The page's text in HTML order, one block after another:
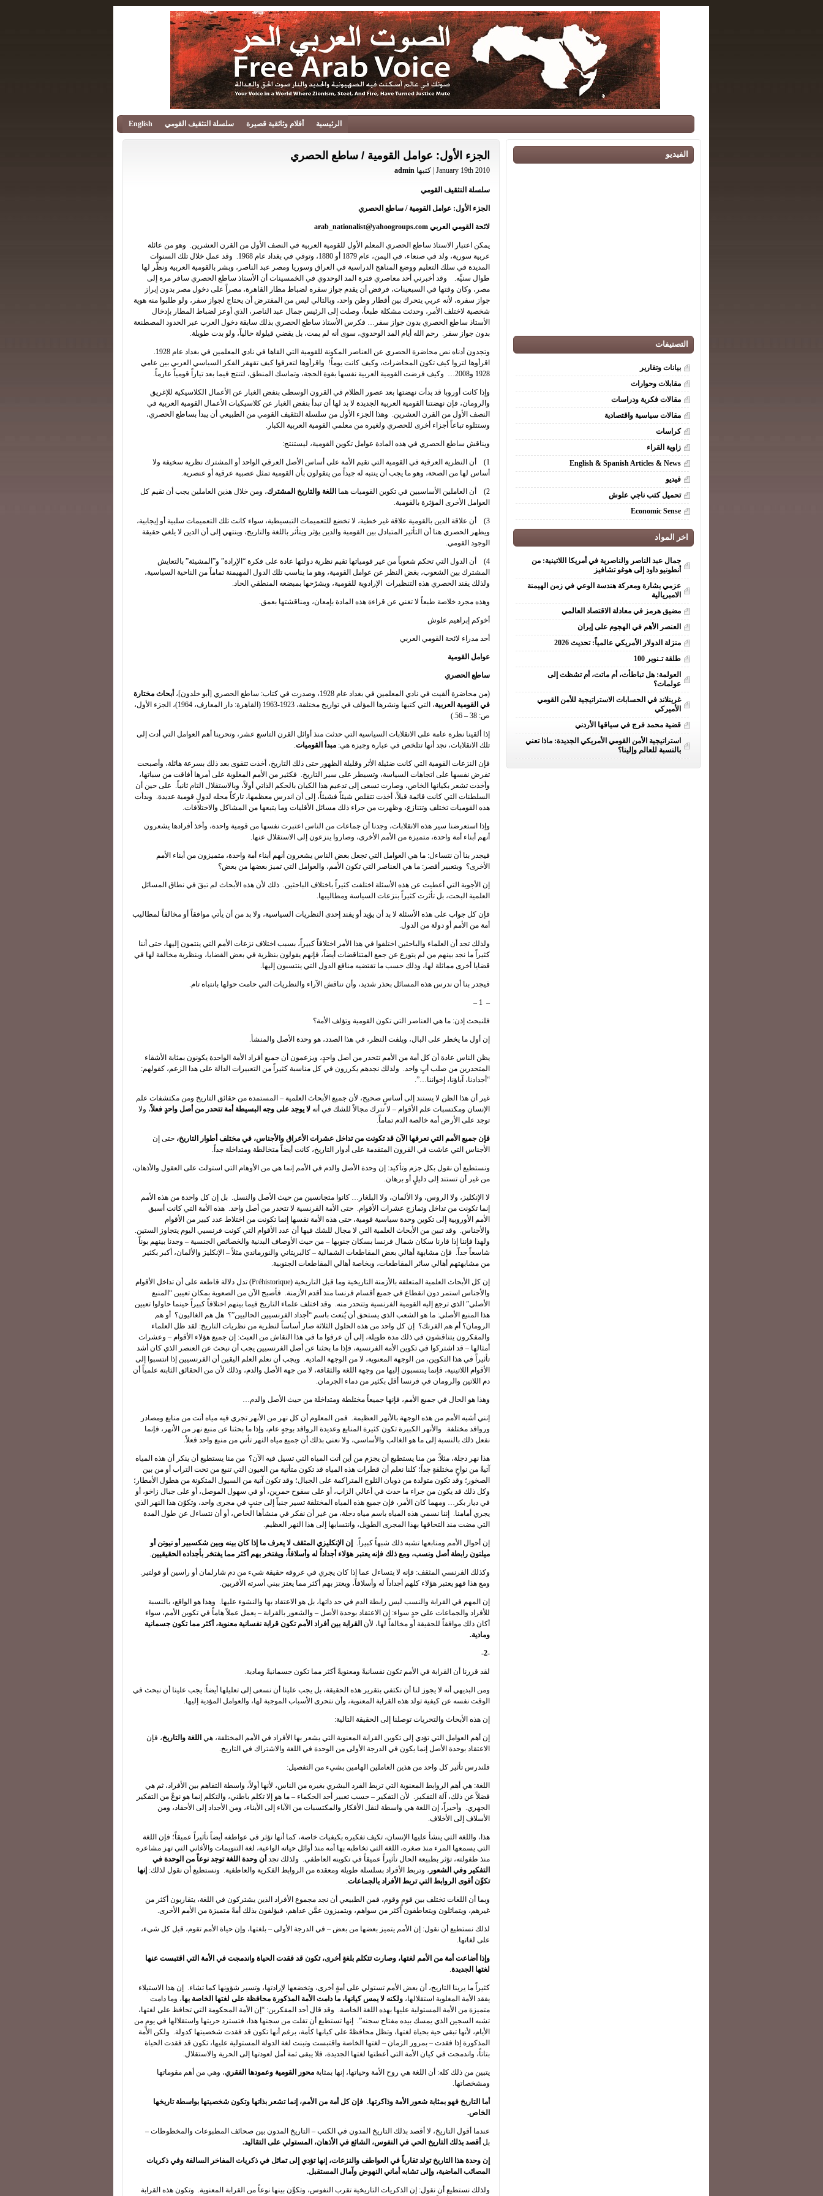
الرئيسية أفلام وثائقية قصيرة سلسلة التثقيف القومي English
الجزء الأول: عوامل القومية / ساطع الحصري
January 19th 2010 | كتبها admin
سلسلة التثقيف القومي
الجزء الأول: عوامل القومية / ساطع الحصري
لائحة القومي العربيarab_nationalist@yahoogroups.com
يمكن اعتبار الاستاذ ساطع الحصري المعلم الأول للقومية العربية في النصف الأول من القرن العشرين. وهو من عائلة
عربية سورية، ولد في صنعاء، في اليمن، عام 1879 أو 1880، وتوفي في بغداد عام 1968. وقد عمل خلال تلك السنوات
المديدة في سلك التعليم ووضع المناهج الدراسية في العراق وسوريا ومصر عبد الناصر، وبشر بالقومية العربية ونظّر لها
طوال سنيِّه. وقد أخبرني أحد معاصري فترة المد الوحدوي في الخمسينات أن الأستاذ ساطع الحصري سافر مرة إلى
مصر، وكان وقتها في السبعينات، فرفض أن يقدم جواز سفره لضباط مطار القاهرة، مصراً على دخول مصر بدون إبراز
جواز سفره، لأنه عربي يتحرك بين أقطار وطن واحد، وبالتالي ليس من المفترض أن يحتاج لجواز سفر، ولو طلبوا منه هوية
شخصية لاختلف الأمر، وحدثت مشكلة طبعاً، وصلت إلى الرئيس جمال عبد الناصر، الذي أوعز لضباط المطار بإدخال
الأستاذ ساطع الحصري بدون جواز سفر… فكرس الأستاذ ساطع الحصري بذلك سابقة دخول العرب عبر الحدود المصطنعة
بدون جواز سفر. رحم الله أيام المد الوحدوي، سوى أنه لم يمت، بل يقضي قيلولة حالياً، ولو بدت طويلة.
وتجدون أدناه نص محاضرة الحصري عن العناصر المكونة للقومية التي القاها في نادي المعلمين في بغداد عام 1928.
اقرأوها لتروا كيف تكون المحاضرات، وكيف كانت يوماً! واقرأوها لتعرفوا كيف تقهقر الفكر السياسي العربي بين عامي
1928 و2008… وكيف فرضت القومية العربية نفسها بقوة الحجة، وتماسك المنطق، لتنتج فيما بعد تياراً قومياً عارماً.
وإذا كانت أوروبا قد بدأت نهضتها بعد عصور الظلام في القرون الوسطى بنفض الغبار عن الأعمال الكلاسيكية للإغريق
والرومان، فإن نهضتنا القومية العربية الجديدة لا بد لها أن تبدأ بنفض الغبار عن كلاسيكيات الأعمال القومية العربية في
النصف الأول من القرن العشرين. وهذا الجزء الأول من سلسلة التثقيف القومي من الطبيعي أن يبدأ بساطع الحصري،
وستتلوه تباعاً أجزاء أخرى للحصري ولغيره من معلمي القومية العربية الكبار.
ويناقش ساطع الحصري في هذه المادة عوامل تكوين القومية، ليستنتج:
1) أن النظرية العرقية في القومية التي تقيم الأمة على أساس الأصل العرقي الواحد أو المشترك نظرية سخيفة ولا
أساس لها من الصحة، وهو ما يجب أن ينتبه له جيداً من يتقولون بأن القومية تمثل عصبية عرقية أو عنصرية.
2) أن العاملين الأساسيين في تكوين القوميات هما اللغة والتاريخ المشترك، ومن خلال هذين العاملين يجب أن تقيم كل
العوامل الأخرى المؤثرة بالقومية.
3) أن علاقة الدين بالقومية علاقة غير خطية، لا تخضع للتعميمات التبسيطية، سواء كانت تلك التعميمات سلبية أو إيجابية،
ويظهر الحصري هنا أن التأثير المتبادل بين القومية والدين يؤثر ويتأثر باللغة والتاريخ، وينتهي إلى أن الدين لا يلغي حقيقة
الوجود القومي.
4) أن الدول التي تحكم شعوباً من غير قومياتها تقيم نظرية دولتها عادة على فكرة “الإرادة” و”المشيئة” بالتعايش
المشترك بين الشعوب، بغض النظر عن عوامل القومية، وهو ما يناسب تلك الدول المهيمنة تماماً من الناحية السياسية،
ولذلك يفند الحصري هذه التنظيرات الإرادوية للقومية، ويشرّحها بمبضعه المنطقي الحاد.
وهذه مجرد خلاصة طبعاً لا تغني عن قراءة هذه المادة بإمعان، ومناقشتها بعمق.
أخوكم إبراهيم علوش
أحد مدراء لائحة القومي العربي
عوامل القومية
ساطع الحصري
(من محاضرة ألقيت في نادي المعلمين في بغداد عام 1928، وصدرت في كتاب: ساطع الحصري [أبو خلدون]،
أبحاث مختارة
في القومية العربية
، التي كتبها ونشرها المؤلف في تواريخ مختلفة، 1923-1963 (القاهرة: دار المعارف، 1964)، الجزء الأول،
ص: 38 – 56.)
إذا ألقينا نظرة عامة على الانقلابات السياسية التي حدثت منذ أوائل القرن التاسع عشر، وتحرينا أهم العوامل التي أدت إلى
تلك الانقلابات، نجد أنها تتلخص في عبارة وجيزة هي:مبدأ القوميات.
فإن النزعات القومية التي كانت ضئيلة الأثر وقليلة الظهور حتى ذلك التاريخ، أخذت تتقوى بعد ذلك بسرعة هائلة، وأصبحت
تفرض نفسها على اتجاهات السياسة، وتسيطر على سير التاريخ. فكثير من الأمم المغلوبة على أمرها أفاقت من سباتها،
وأخذت تشعر بكيانها الخاص، وصارت تسعى إلى تدعيم هذا الكيان بالحكم الذاتي أولاً، وبالاستقلال التام ثانياً. على حين أن
السلطنات التي كانت قائمة قبلاً، أخذت تتقلص شيئاً فشيئاً، إلى أن اندرس معظمها، تاركاً محله لدولٍ قومية عديدة. وبدأت
هذه القوميات تختلف وتتنازع، وظهرت من جراء ذلك مسائل الأقليات وما يتبعها من المشاكل والاختلافات.
وإذا استعرضنا سير هذه الانقلابات، وجدنا أن جماعات من الناس اعتبرت نفسها من قومية واحدة، وأخذ أفرادها يشعرون
أنهم أبناء أمة واحدة، متميزة من الأمم الأخرى، وصاروا ينزعون إلى الاستقلال عنها.
فيجدر بنا أن نتساءل: ما هي العوامل التي تجعل بعض الناس يشعرون أنهم أبناء أمة واحدة، متميزون من أبناء الأمم
الأخرى؟ وبتعبير أقصر: ما هي العناصر التي تكون الأمم، والعوامل التي تميز بعضها من بعض؟
إن الأجوبة التي أعطيت عن هذه الأسئلة اختلفت كثيراً باختلاف الباحثين. ذلك لأن هذه الأبحاث لم تبقَ في نطاق المسائل
العلمية البحت، بل تأثرت كثيراً بنزعات السياسة ومطاليبها.
فإن كل جواب على هذه الأسئلة لا بد أن يؤيد أو يفند إحدى النظريات السياسية، ولا بد من أن يأتي موافقاً أو مخالفاً لمطاليب
أمة من الأمم أو دولة من الدول.
ولذلك تجد أن العلماء والباحثين اختلفوا في هذا الأمر اختلافاً كبيراً، بسبب اختلاف نزعات الأمم التي ينتمون إليها، حتى أننا
كثيراً ما نجد بينهم من لم يتورع عن جمع المتناقضات أيضاً، فإنهم يقولون بنظرية في بعض القضايا، وبنظرية مخالفة لها في
قضايا أخرى مماثلة لها، وذلك حسب ما تقتضيه منافع الدول التي ينتسبون إليها.
فيجدر بنا أن ندرس هذه المسائل بحذر شديد، وأن نناقش الآراء والنظريات التي حامت حولها بانتباه تام.
– 1 –
فلنبحث إذن: ما هي العناصر التي تكون القومية وتؤلف الأمة؟
إن أول ما يخطر على البال، ويلفت النظر، في هذا الصدد، هو وحدة الأصل والمنشأ.
يظن الناس عادة أن كل أمة من الأمم تتحدر من أصل واحدٍ، ويزعمون أن جميع أفراد الأمة الواحدة يكونون بمثابة الأشقاء
المتحدرين من صلب أبٍ واحد. ولذلك نجدهم يكررون في كل مناسبة كثيراً من التعبيرات الدالة على هذا الزعم، كقولهم:
“أجدادنا، آباؤنا، إخواننا…”.
غير أن هذا الظن لا يستند إلى أساسٍ صحيح، لأن جميع الأبحاث العلمية – المستمدة من حقائق التاريخ ومن مكتشفات علم
الإنسان ومكتسبات علم الأقوام – لا تترك مجالاً للشك في أنهلا يوجد على وجه البسيطة أمة تتحدر من أصل واحدٍ فعلاً، ولا
توجد على الأرض أمة خالصة الدم تماماً.
فإن جميع الأمم التي نعرفها الآن قد تكونت من تداخل عشرات الأعراق والأجناس، في مختلف أطوار التاريخ، حتى إن
الأجناس التي عاشت في القرون المتقدمة على أدوار التاريخ، كانت أيضاً متخالطة ومتداخلة جداً.
ونستطيع أن نقول بكل جزم وتأكيد: إن وحدة الأصل والدم في الأمم إنما هي من الأوهام التي استولت على العقول والأذهان،
من غير أن تستند إلى دليلٍ أو برهان.
لا الإنكليز، ولا الروس، ولا الألمان، ولا البلغار… كانوا متجانسين من حيث الأصل والنسل. بل إن كل واحدة من هذه الأمم
إنما تكونت من تداخل وتمازج عشرات الأقوام. حتى الأمة الفرنسية لا تتحدر من أصل واحد. هذه الأمة التي كانت أسبق
الأمم الأوروبية إلى تكوين وحدة سياسية قومية، حتى هذه الأمة نفسها إنما تكونت من اختلاط عدد كبير من الأقوام
والأجناس. وقد تبين من الأبحاث العلمية التي لا مجال للشك فيها أن عدد الأقوام التي كونت فرنسيي اليوم يتجاوز الستين.
ولهذا فإننا إذا قارنا سكان شمال فرنسا بسكان جنوبها – من حيث الأوصاف البدنية والخصائص الجنسية – وجدنا بينهم بوناً
شاسعاً جداً. فإن مشابهة أهالي بعض المقاطعات الشمالية – كالبريتاني والنورماندي مثلاً – الإنكليز والألمان، أكبر بكثير
من مشابهتهم أهالي سائر المقاطعات، وبخاصة أهالي المقاطعات الجنوبية.
إن كل الأبحاث العلمية المتعلقة بالأزمنة التاريخية وما قبل التاريخية (Préhistorique) تدل دلالة قاطعة على أن تداخل الأقوام
والأجناس استمر دون انقطاع في جميع أقسام فرنسا منذ أقدم الأزمنة. فأصبح الآن من الصعوبة بمكان تعيين “المنبع
الأصلي” الذي ترجع إليه القومية الفرنسية وتتحدر منه. وقد اختلف علماء التاريخ فيما بينهم اختلافاً كبيراً حينما حاولوا تعيين
هذا المنبع الأصلي: ما هو الشعب الذي يستحق أن يُنعت باسم “أجداد الفرنسيين الحاليين”؟ هل هم الغاليون؟ أو هم
الرومان؟ أم هم الفرنك؟ إن كل واحد من هذه الحلول الثلاثة صار أساساً لنظرية من نظريات التاريخ: لقد ظل العلماء
والمفكرون يتناقشون في ذلك مدة طويلة، إلى أن عرفوا ما في هذا النقاش من العبث: إن جميع هؤلاء الأقوام – وعشرات
أمثالها – قد اشتركوا في تكوين الأمة الفرنسية، فإذا ما بحثنا عن أصل الفرنسيين يجب أن نبحث عن العنصر الذي كان أشد
تأثيراً في هذا التكوين، من الوجهة المعنوية، لا من الوجهة المادية. ويجب أن نعلم العلم اليقين أن الفرنسيين إذا انتسبوا إلى
الأقوام اللاتينية، فإنما ينتسبون إليها من وجهة اللغة والثقافة، لا من جهة الأصل والدم، وذلك لأن من الحقائق الثابتة علمياً أن
دم اللاتين والرومان في فرنسا أقل بكثير من دماء الجرمان.
وهذا هو الحال في جميع الأمم، فإنها جميعاً مختلطة ومتداخلة من حيث الأصل والدم…
إنني أشبه الأمم من هذه الوجهة بالأنهر العظيمة. فمن المعلوم أن كل نهر من الأنهر تجري فيه مياه أتت من منابع ومصادر
وروافد مختلفة. والأنهر الكبيرة تكون كثيرة المنابع وعديدة الروافد بوجهٍ عام، وإذا ما بحثنا عن منبع نهر من الأنهر، فإنما
نفعل ذلك بالنسبة إلى ما هو الغالب والأساسي، ولا نعني بذلك أن جميع مياه النهر تأتي من منبع واحد فعلاً.
هذا نهر دجلة، مثلاً: من منا يستطيع أن يجزم من أين أتت المياه التي تسيل فيه الآن؟ من منا يستطيع أن ينكر أن هذه المياه
آتيةٌ من نواحٍ مختلفةٍ جداً؛ كلنا نعلم أن قطرات هذه المياه قد تكون متأتية من العيون التي تنبع من تحت التراب أو من بين
الصخور؛ وقد تكون متولدة من ذوبان الثلوج المتراكمة على الجبال؛ وقد تكون آتية من السيول المتكونة من هطول الأمطار؛
وكل ذلك قد يكون من جراء ما حدث في أعالي الزاب، أو على سفوح حمرين، أو في سهول الموصل، أو على جبال زاخو، أو
في ديار بكر… ومهما كان الأمر، فإن جميع هذه المياه المختلفة تسير جنباً إلى جنبٍ في مجرى واحد، وتكوّن هذا النهر الذي
يجري أمامنا. إننا نسمي هذه المياه باسم مياه دجلة، من غير أن نفكر في منشأها الخاص، أو أن نتساءل عن طول المدة
التي مضت منذ التحاقها بهذا المجرى الطويل، وانتسابها إلى هذا النهر العظيم.
إن أحوال الأمم ومنابعها تشبه ذلك شبهاً كبيراً.
إن الإنكليزي المثقف لا يعرف ما إذا كان بينه وبين شكسبير أو نيوتن أو
ميلتون رابطة أصل ونسب، ومع ذلك فإنه يعتبر هؤلاء أجداداً له وأسلافاً، ويفتخر بهم أكثر مما يفتخر بأجداده الحقيقيين.
وكذلك الفرنسي المثقف: فإنه لا يتساءل عما إذا كان يجري في عروقه حقيقة شيء من دم شارلمان أو راسين أو فولتير.
ومع هذا فهو يعتبر هؤلاء كلهم أجداداً له وأسلافاً، ويعتز بهم أكثر مما يعتز ببني أسرته الأقربين.
إن المهم في القرابة والنسب ليس رابطة الدم في حد ذاتها، بل هو الاعتقاد بها والنشوء عليها. وهذا هو الواقع، بالنسبة
للأفراد والجماعات على حدٍ سواء: إن الاعتقاد بوحدة الأصل – والشعور بالقرابة – يعمل عملاً هاماً في تكوين الأمم، سواء
أكان ذلك موافقاً للحقيقة أو مخالفاً لها، لأن القرابة بين أفراد الأمم تكون قرابة نفسانية معنوية، أكثر مما تكون جسمانية
ومادية.
-2-
لقد قررنا أن القرابة في الأمم تكون نفسانيةً ومعنويةً أكثر مما تكون جسمانيةً ومادية.
ومن البديهي أنه لا يجوز لنا أن نكتفي بتقرير هذه الحقيقة، بل يجب علينا أن نسعى إلى تعليلها أيضاً: يجب علينا أن نبحث في
الوقت نفسه عن كيفية تولد هذه القرابة المعنوية، وأن نتحرى الأسباب الموجبة لها، والعوامل المؤدية إليها.
إن هذه الأبحاث والتحريات توصلنا إلى الحقيقة التالية:
إن أهم العوامل التي تؤدي إلى تكوين القرابة المعنوية التي يشعر بها الأفراد في الأمم المختلفة، هي اللغة والتاريخ، فإن
الاعتقاد بوحدة الأصل إنما يكون في الدرجة الأولى من الوحدة في اللغة والاشتراك في التاريخ.
فلندرس تأثير كل واحد من هذين العاملين الهامين بشيء من التفصيل:
اللغة: هي أهم الروابط المعنوية التي تربط الفرد البشري بغيره من الناس، لأنها أولاً، واسطة التفاهم بين الأفراد، ثم هي
فضلاً عن ذلك، آلة التفكير. لأن التفكير – حسب تعبير أحد الحكماء – ما هو إلا تكلم باطني، والتكلم إنما هو نوعٌ من التفكير
الجهري. وأخيراً، إن اللغة هي واسطة لنقل الأفكار والمكتسبات من الآباء إلى الأبناء، ومن الأجداد إلى الأحفاد، ومن
الأسلاف إلى الأخلاف.
هذا، واللغة التي ينشأ عليها الإنسان، تكيف تفكيره بكيفيات خاصة، كما أنها تؤثر في عواطفه أيضاً تأثيراً عميقاً؛ فإن اللغة
التي يسمعها المرء منذ صغره، اللغة التي تخاطبه بها أمه منذ أوائل حياته الواعية، لغة التنويمات والأغاني التي تهز مشاعره
منذ طفولته، تؤثر بطبيعة الحال تأثيراً عميقاً في تكوينه العاطفي. ولذلك تجد أن وحدة اللغة توجد نوعاً من الوحدة في
التفكير وفي الشعور ، وتربط الأفراد بسلسلة طويلة ومعقدة من الروابط الفكرية والعاطفية. ونستطيع أن نقول لذلك: إنها
تكوِّن أقوى الروابط التي تربط الأفراد بالجماعات.
وبما أن اللغات تختلف بين قومٍ وقوم، فمن الطبيعي أن نجد مجموع الأفراد الذين يشتركون في اللغة، يتقاربون أكثر من
غيرهم، ويتماثلون ويتعاطفون أكثر من سواهم، ويتميزون عمَّن عداهم، فيؤلفون بذلك أمةً متميزة من الأمم الأخرى.
لذلك نستطيع أن نقول: إن الأمم يتميز بعضها من بعض – في الدرجة الأولى – بلغتها، وإن حياة الأمم تقوم، قبل كل شيء،
على لغاتها.
وإذا أضاعت أمة من الأمم لغتها، وصارت تتكلم بلغةٍ أخرى، تكون قد فقدت الحياة واندمجت في الأمة التي اقتبست عنها
لغتها الجديدة.
كثيراً ما يرينا التاريخ، أن بعض الأمم تستولي على أمةٍ أخرى، وتخضعها لإرادتها، وتسير شؤونها كما تشاء. إن هذا الاستيلاء
يفقد الأمة المغلوبة استقلالها،ولكنه لا يمس كيانها، ما دامت الأمة المذكورة محافظة على لغتها الخاصة بها، وما دامت
متميزة من الأمة المستولية عليها بهذه اللغة الخاصة. وقد قال أحد المفكرين: “إن الأمة المحكومة التي تحافظ على لغتها،
تشبه السجين الذي يمسك بيده مفتاح سجنه”. إنها تستطيع أن تفلت من سجنها هذا، فتسترد حريتها واستقلالها في يومٍ من
الأيام، لأنها تبقى حية بحياة لغتها، وتظل محافظةً على كيانها كأمة، برغم أنها تكون قد فقدت شخصيتها كدولة. ولكن الأمة
المذكورة إذا فقدت – بمرور الزمان – لغتها الخاصة واقتبست وتبنت لغة الدولة المستولية عليها، تكون قد فقدت الحياة
بتاتاً، واندمجت في كيان الأمة التي أعطتها لغتها الجديدة، فلا يبقى ثمة أمل لعودتها إلى الحرية والاستقلال.
يتبين من ذلك كله: أن اللغة هي روح الأمة وحياتها، إنها بمثابةمحور القومية وعمودها الفقري، وهي من أهم مقوماتها
ومشخصاتها.
أما التاريخ فهو بمثابة شعور الأمة وذاكرتها. فإن كل أمة من الأمم، إنما تشعر بذاتها وتكون شخصيتها بواسطة تاريخها
الخاص.
عندما أقول التاريخ، لا أقصد بذلك التاريخ المدون في الكتب – التاريخ المدون بين صحائف المطبوعات والمخطوطات –
بل أقصد بذلك التاريخ الحي في النفوس، الشائع في الأذهان، المستولي على التقاليد.
إن وحدة هذا التاريخ تولد تقارباً في العواطف والنزعات، إنها تؤدي إلى تماثل في ذكريات المفاخر السالفة وفي ذكريات
المصائب الماضية، وإلى تشابه أماني النهوض وآمال المستقبل.
ولذلك نستطيع أن نقول: إن الذكريات التاريخية تقرب النفوس، وتكوِّن بينها نوعاً من القرابة المعنوية. وتكون هذه القرابة
الفيديو
التصنيفات
بيانات وتقارير
مقابلات وحوارات
مقالات فكرية ودراسات
مقالات سياسية واقتصادية
كراسات
زاوية القراء
English & Spanish Articles & News
فيديو
تحميل كتب ناجي علوش
Economic Sense
اخر المواد
جمال عبد الناصر والناصرية في أمريكا اللاتينية: من
أنطونيو داود إلى هوغو تشافيز
عزمي بشارة ومعركة هندسة الوعي في زمن الهيمنة
الامبريالية
مضيق هرمز في معادلة الاقتصاد العالمي
العنصر الأهم في الهجوم على إيران
منزلة الدولار الأمريكي عالمياً: تحديث 2026
طلقة تـنوير 100
العولمة: هل تباطأت، أم ماتت، أم تشظت إلى
عولمات؟
غرينلاند في الحسابات الاستراتيجية للأمن القومي
الأميركي
قضية محمد فرج في سياقها الأردني
استراتيجية الأمن القومي الأمريكي الجديدة: ماذا تعني
بالنسبة للعالم وإلينا؟